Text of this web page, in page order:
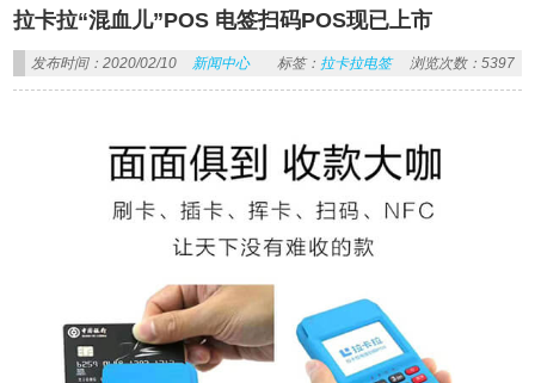
拉卡拉“混血儿”POS 电签扫码POS现已上市
发布时间：2020/02/10 新闻中心 标签： 拉卡拉电签 浏览次数：5397